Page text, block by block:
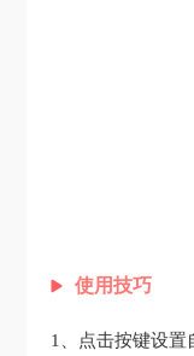
使用技巧
1、点击按键设置